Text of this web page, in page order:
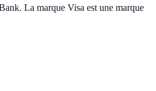
La marque Visa est une marque